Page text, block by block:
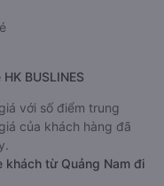
BUSLINES
với số điểm trung
của khách hàng đã
khách từ Quảng Nam đi